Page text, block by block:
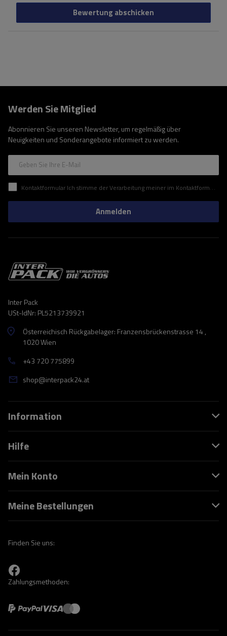
Bewertung abschicken
Werden Sie Mitglied
Abonnieren Sie unseren Newsletter, um regelmäßig über
Neuigkeiten und Sonderangebote informiert zu werden.
Geben Sie Ihre E-Mail
Kontaktformular Ich stimme der Verarbeitung meiner im Kontaktformular enthaltenen personenbezogenen Daten gemäß der Verordnung (EU) des Europäischen Parlaments und des Rates zu.
Anmelden
Inter Pack
USt-IdNr: PL5213739921
Österreichisch Rückgabelager: Franzensbrückenstrasse 14 ,
1020 Wien
+43 720 775899
shop@interpack24.at
Information
Hilfe
Mein Konto
Meine Bestellungen
Finden Sie uns:
Zahlungsmethoden: